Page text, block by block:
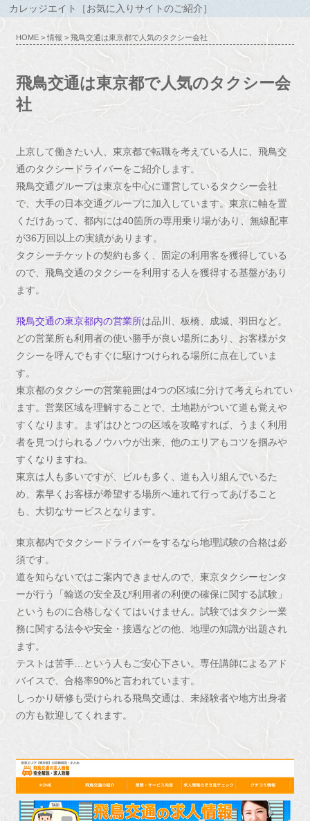
カレッジエイト［お気に入りサイトのご紹介］
HOME >情報 > 飛鳥交通は東京都で人気のタクシー会社
飛鳥交通は東京都で人気のタクシー会
社
上京して働きたい人、東京都で転職を考えている人に、飛鳥交
通のタクシードライバーをご紹介します。
飛鳥交通グループは東京を中心に運営しているタクシー会社
で、大手の日本交通グループに加入しています。東京に軸を置
くだけあって、都内には40箇所の専用乗り場があり、無線配車
が36万回以上の実績があります。
タクシーチケットの契約も多く、固定の利用客を獲得している
ので、飛鳥交通のタクシーを利用する人を獲得する基盤があり
ます。
飛鳥交通の東京都内の営業所は品川、板橋、成城、羽田など。
どの営業所も利用者の使い勝手が良い場所にあり、お客様がタ
クシーを呼んでもすぐに駆けつけられる場所に点在していま
す。
東京都のタクシーの営業範囲は4つの区域に分けて考えられてい
ます。営業区域を理解することで、土地勘がついて道も覚えや
すくなります。まずはひとつの区域を攻略すれば、うまく利用
者を見つけられるノウハウが出来、他のエリアもコツを掴みや
すくなりますね。
東京は人も多いですが、ビルも多く、道も入り組んでいるた
め、素早くお客様が希望する場所へ連れて行ってあげること
も、大切なサービスとなります。
東京都内でタクシードライバーをするなら地理試験の合格は必
須です。
道を知らないではご案内できませんので、東京タクシーセンタ
ーが行う「輸送の安全及び利用者の利便の確保に関する試験」
というものに合格しなくてはいけません。試験ではタクシー業
務に関する法令や安全・接遇などの他、地理の知識が出題され
ます。
テストは苦手…という人もご安心下さい。専任講師によるアド
バイスで、合格率90%と言われています。
しっかり研修も受けられる飛鳥交通は、未経験者や地方出身者
の方も歓迎してくれます。